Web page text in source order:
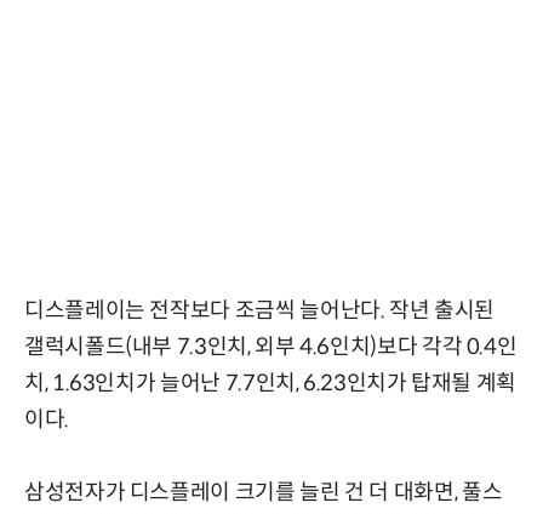
디스플레이는 전작보다 조금씩 늘어난다. 작년 출시된
갤럭시폴드(내부 7.3인치, 외부 4.6인치)보다 각각 0.4인
치, 1.63인치가 늘어난 7.7인치, 6.23인치가 탑재될 계획
이다.
삼성전자가 디스플레이 크기를 늘린 건 더 대화면, 풀스